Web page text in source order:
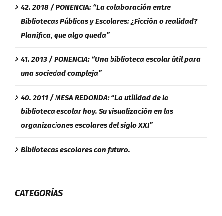
42. 2018 / PONENCIA: “La colaboración entre
Bibliotecas Públicas y Escolares: ¿Ficción o realidad?
Planifica, que algo queda”
41. 2013 / PONENCIA: “Una biblioteca escolar útil para
una sociedad compleja”
40. 2011 / MESA REDONDA: “La utilidad de la
biblioteca escolar hoy. Su visualización en las
organizaciones escolares del siglo XXI”
Bibliotecas escolares con futuro.
CATEGORÍAS